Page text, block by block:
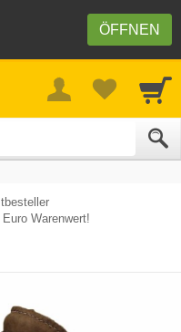
ÖFFNEN
Warenwert!